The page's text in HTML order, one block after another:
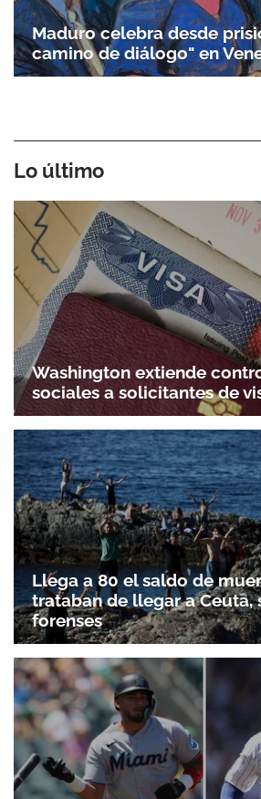
Maduro celebra desde
camino de diálogo" en
Washington extiende
sociales a solicitantes de
Llega a 80 el saldo de
trataban de llegar a Ceuta,
forenses
MLB resultados| Miguel